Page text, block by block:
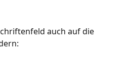
auch auf die